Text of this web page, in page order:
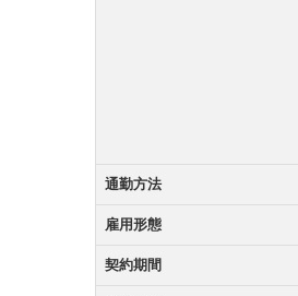
通勤方法
雇用形態
契約期間